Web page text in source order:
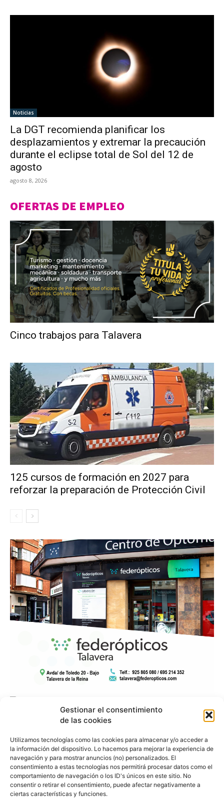
Gestionar el consentimiento
de las cookies
Utilizamos tecnologías como las cookies para almacenar y/o acceder a
la información del dispositivo. Lo hacemos para mejorar la experiencia de
navegación y para mostrar anuncios (no) personalizados. El
consentimiento a estas tecnologías nos permitirá procesar datos como el
comportamiento de navegación o los ID's únicos en este sitio. No
consentir o retirar el consentimiento, puede afectar negativamente a
ciertas características y funciones.
Noticias
La DGT recomienda planificar los
desplazamientos y extremar la precaución
durante el eclipse total de Sol del 12 de
agosto
agosto 8, 2026
OFERTAS DE EMPLEO
Cinco trabajos para Talavera
125 cursos de formación en 2027 para
reforzar la preparación de Protección Civil